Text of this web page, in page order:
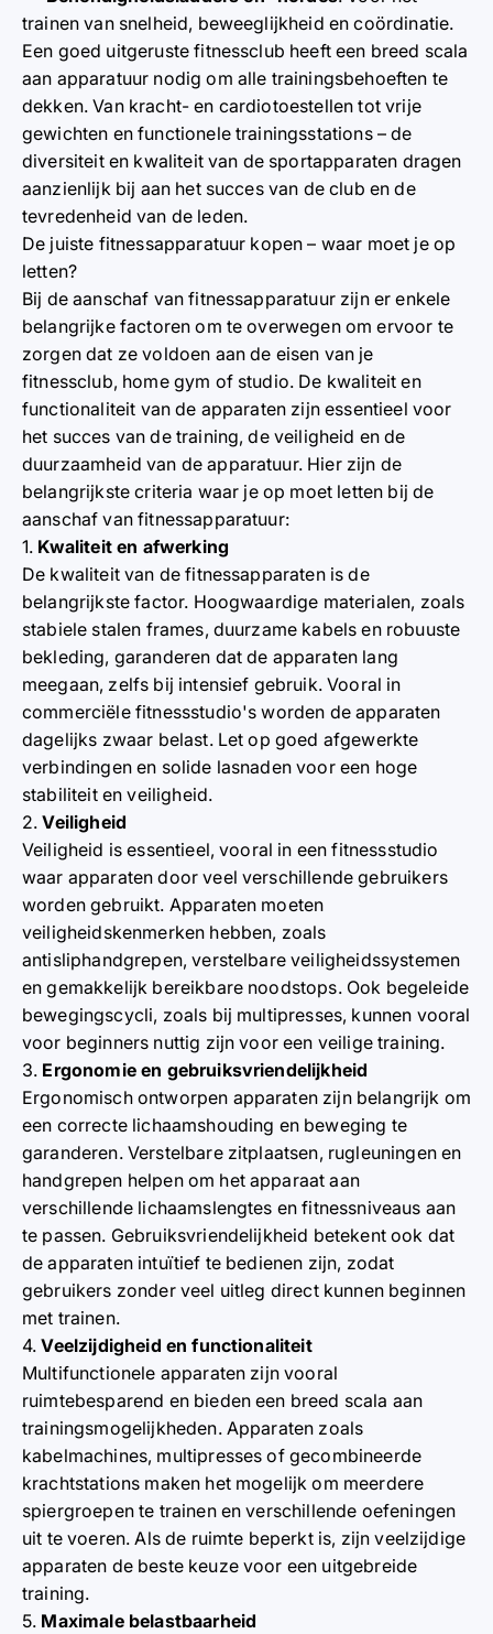
trainen van snelheid, beweeglijkheid en coördinatie.
Een goed uitgeruste fitnessclub heeft een breed scala
aan apparatuur nodig om alle trainingsbehoeften te
dekken. Van kracht- en cardiotoestellen tot vrije
gewichten en functionele trainingsstations – de
diversiteit en kwaliteit van de sportapparaten dragen
aanzienlijk bij aan het succes van de club en de
tevredenheid van de leden.
De juiste fitnessapparatuur kopen – waar moet je op
letten?
Bij de aanschaf van fitnessapparatuur zijn er enkele
belangrijke factoren om te overwegen om ervoor te
zorgen dat ze voldoen aan de eisen van je
fitnessclub, home gym of studio. De kwaliteit en
functionaliteit van de apparaten zijn essentieel voor
het succes van de training, de veiligheid en de
duurzaamheid van de apparatuur. Hier zijn de
belangrijkste criteria waar je op moet letten bij de
aanschaf van fitnessapparatuur:
1. Kwaliteit en afwerking
De kwaliteit van de fitnessapparaten is de
belangrijkste factor. Hoogwaardige materialen, zoals
stabiele stalen frames, duurzame kabels en robuuste
bekleding, garanderen dat de apparaten lang
meegaan, zelfs bij intensief gebruik. Vooral in
commerciële fitnessstudio's worden de apparaten
dagelijks zwaar belast. Let op goed afgewerkte
verbindingen en solide lasnaden voor een hoge
stabiliteit en veiligheid.
2.Veiligheid
Veiligheid is essentieel, vooral in een fitnessstudio
waar apparaten door veel verschillende gebruikers
worden gebruikt. Apparaten moeten
veiligheidskenmerken hebben, zoals
antisliphandgrepen, verstelbare veiligheidssystemen
en gemakkelijk bereikbare noodstops. Ook begeleide
bewegingscycli, zoals bij multipresses, kunnen vooral
voor beginners nuttig zijn voor een veilige training.
3. Ergonomie en gebruiksvriendelijkheid
Ergonomisch ontworpen apparaten zijn belangrijk om
een correcte lichaamshouding en beweging te
garanderen. Verstelbare zitplaatsen, rugleuningen en
handgrepen helpen om het apparaat aan
verschillende lichaamslengtes en fitnessniveaus aan
te passen. Gebruiksvriendelijkheid betekent ook dat
de apparaten intuïtief te bedienen zijn, zodat
gebruikers zonder veel uitleg direct kunnen beginnen
met trainen.
4.Veelzijdigheid en functionaliteit
Multifunctionele apparaten zijn vooral
ruimtebesparend en bieden een breed scala aan
trainingsmogelijkheden. Apparaten zoals
kabelmachines, multipresses of gecombineerde
krachtstations maken het mogelijk om meerdere
spiergroepen te trainen en verschillende oefeningen
uit te voeren. Als de ruimte beperkt is, zijn veelzijdige
apparaten de beste keuze voor een uitgebreide
training.
5. Maximale belastbaarheid